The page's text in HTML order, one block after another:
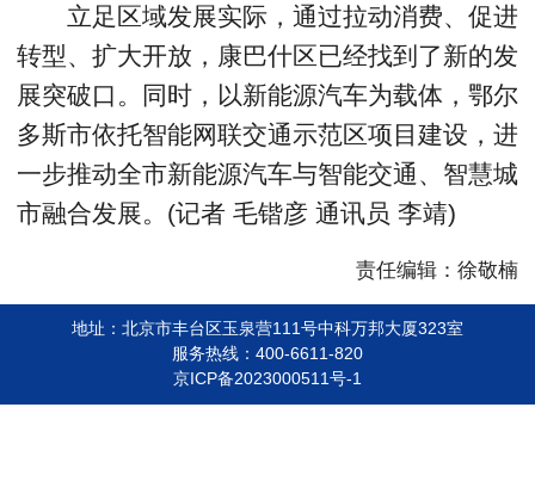
立足区域发展实际，通过拉动消费、促进
转型、扩大开放，康巴什区已经找到了新的发
展突破口。同时，以新能源汽车为载体，鄂尔
多斯市依托智能网联交通示范区项目建设，进
一步推动全市新能源汽车与智能交通、智慧城
市融合发展。(记者 毛锴彦 通讯员 李靖)
责任编辑：徐敬楠
地址：北京市丰台区玉泉营111号中科万邦大厦323室
服务热线：400-6611-820
京ICP备2023000511号-1